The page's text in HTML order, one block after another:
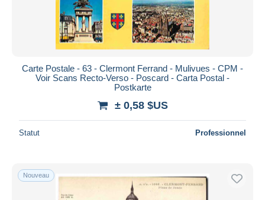
Carte Postale - 63 - Clermont Ferrand - Mulivues - CPM -
Voir Scans Recto-Verso - Poscard - Carta Postal -
Postkarte
± 0,58 $US
Statut Professionnel
Nouveau